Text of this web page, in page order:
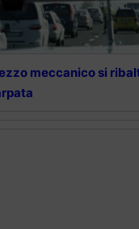
meccanico si